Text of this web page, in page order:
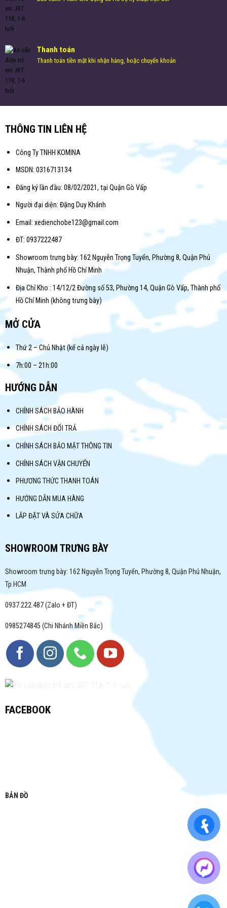
Thanh toán
Thanh toán tiền mặt khi nhận hàng, hoặc chuyển khoản
THÔNG TIN LIÊN HỆ
Công Ty TNHH KOMINA
MSDN: 0316713134
Đăng ký lần đầu: 08/02/2021, tại Quận Gò Vấp
Người đại diện: Đặng Duy Khánh
Email: xedienchobe123@gmail.com
ĐT: 0937222487
Showroom trưng bày: 162 Nguyễn Trọng Tuyển, Phường 8, Quận Phú
Nhuận, Thành phố Hồ Chí Minh
Địa Chỉ Kho : 14/12/2 Đường số 53, Phường 14, Quận Gò Vấp, Thành phố
Hồ Chí Minh (không trưng bày)
MỞ CỬA
Thứ 2 – Chủ Nhật (kể cả ngày lễ)
7h:00 – 21h:00
HƯỚNG DẪN
CHÍNH SÁCH BẢO HÀNH
CHÍNH SÁCH ĐỔI TRẢ
CHÍNH SÁCH BẢO MẬT THÔNG TIN
CHÍNH SÁCH VẬN CHUYỂN
PHƯƠNG THỨC THANH TOÁN
HƯỚNG DẪN MUA HÀNG
LẮP ĐẶT VÀ SỬA CHỮA
SHOWROOM TRƯNG BÀY
Showroom trưng bày: 162 Nguyễn Trọng Tuyển, Phường 8, Quận Phú Nhuận,
Tp.HCM
0937.222.487 (Zalo + ĐT)
0985274845 (Chi Nhánh Miền Bắc)
FACEBOOK
BẢN ĐỒ